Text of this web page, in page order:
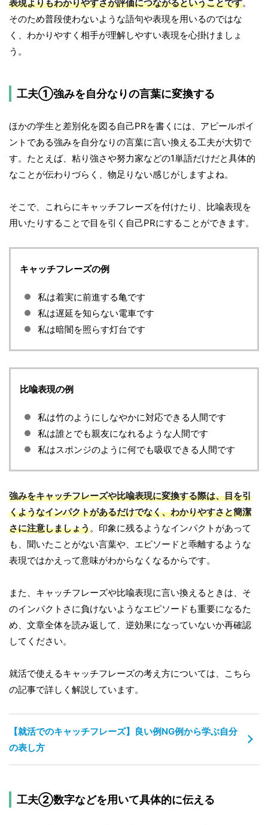
表現よりもわかりやすさが評価につながるということです。
そのため普段使わないような語句や表現を用いるのではな
く、わかりやすく相手が理解しやすい表現を心掛けましょ
う。
工夫①強みを自分なりの言葉に変換する
ほかの学生と差別化を図る自己PRを書くには、アピールポイ
ントである強みを自分なりの言葉に言い換える工夫が大切で
す。たとえば、粘り強さや努力家などの1単語だけだと具体的
なことが伝わりづらく、物足りない感じがしますよね。
そこで、これらにキャッチフレーズを付けたり、比喩表現を
用いたりすることで目を引く自己PRにすることができます。
キャッチフレーズの例
私は着実に前進する亀です
私は遅延を知らない電車です
私は暗闇を照らす灯台です
比喩表現の例
私は竹のようにしなやかに対応できる人間です
私は誰とでも親友になれるような人間です
私はスポンジのように何でも吸収できる人間です
強みをキャッチフレーズや比喩表現に変換する際は、目を引
くようなインパクトがあるだけでなく、わかりやすさと簡潔
さに注意しましょう。印象に残るようなインパクトがあって
も、聞いたことがない言葉や、エピソードと乖離するような
表現ではかえって意味がわからなくなるからです。
また、キャッチフレーズや比喩表現に言い換えるときは、そ
のインパクトさに負けないようなエピソードも重要になるた
め、文章全体を読み返して、逆効果になっていないか再確認
してください。
就活で使えるキャッチフレーズの考え方については、こちら
の記事で詳しく解説しています。
【就活でのキャッチフレーズ】良い例NG例から学ぶ自分
の表し方
工夫②数字などを用いて具体的に伝える